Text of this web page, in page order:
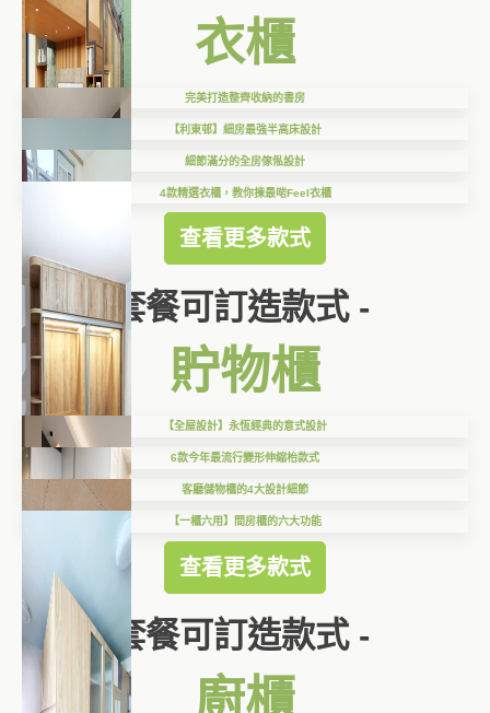
衣櫃
完美打造整齊收納的書房
【利東邨】細房最強半高床設計
細節滿分的全房傢俬設計
4款精選衣櫃，教你揀最啱Feel衣櫃
查看更多款式
套餐可訂造款式 -
貯物櫃
【全屋設計】永恆經典的意式設計
6款今年最流行變形伸縮枱款式
客廳儲物櫃的4大設計細節
【一櫃六用】間房櫃的六大功能
查看更多款式
套餐可訂造款式 -
廚櫃